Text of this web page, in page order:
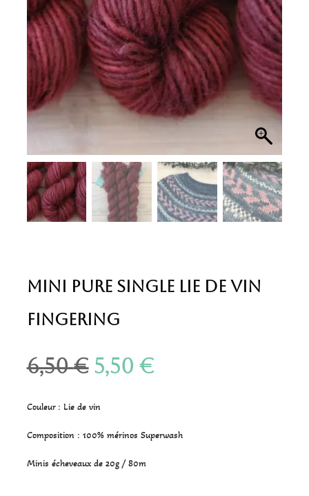
Mini Pure Single Lie de Vin
Fingering
6,50€ Le
prix
initial
6,50 €.
5,50 €Le
5,50 €.
Couleur : Lie de vin
Composition : 100% mérinos Superwash
Minis écheveaux de 20g / 80m